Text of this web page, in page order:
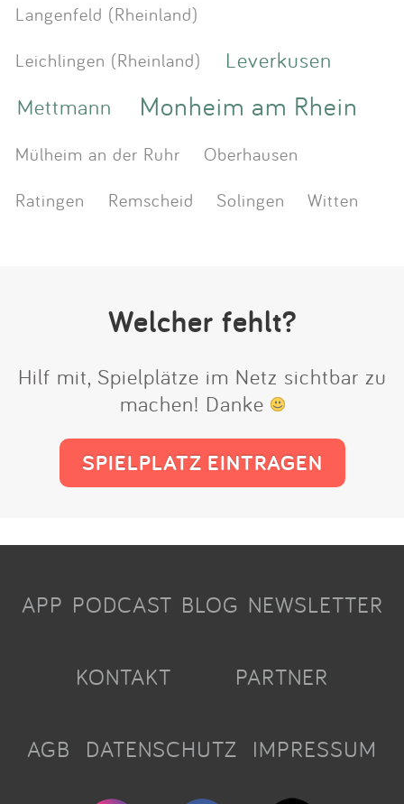
Langenfeld (Rheinland)
Leichlingen (Rheinland)
Leverkusen
Mettmann
Monheim am Rhein
Mülheim an der Ruhr
Oberhausen
Ratingen
Remscheid Solingen Witten
Welcher fehlt?
Hilf mit, Spielplätze im Netz sichtbar zu
machen! Danke
SPIELPLATZ EINTRAGEN
APP PODCAST BLOG NEWSLETTER
KONTAKT PARTNER
AGB DATENSCHUTZ IMPRESSUM